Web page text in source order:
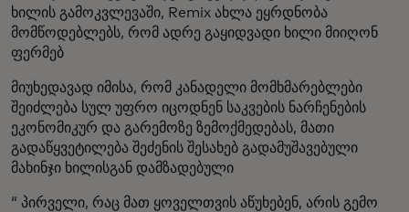
ხილის გამოკვლევაში, Remix ახლა ეყრდნობა
მომწოდებლებს, რომ ადრე გაყიდვადი ხილი მიიღონ
ფერმებ
მიუხედავად იმისა, რომ კანადელი მომხმარებლები
შეიძლება სულ უფრო იცოდნენ საკვების ნარჩენების
ეკონომიკურ და გარემოზე ზემოქმედებას, მათი
გადაწყვეტილება შეძენის შესახებ გადამუშავებული
მახინჯი ხილისგან დამზადებული
“ პირველი, რაც მათ ყოველთვის აწუხებენ, არის გემო